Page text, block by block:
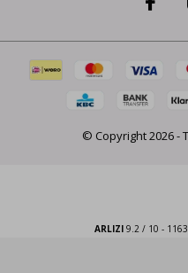
© Copyright2026-
ARLIZI9.2/ 10 - 1163